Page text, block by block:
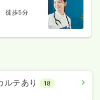
徒歩5分
ルテあり 18